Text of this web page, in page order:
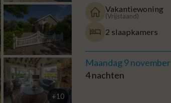
+10
Vakantiewoning
(Vrijstaand)
2 slaapkamers
Maandag 9 november
4 nachten